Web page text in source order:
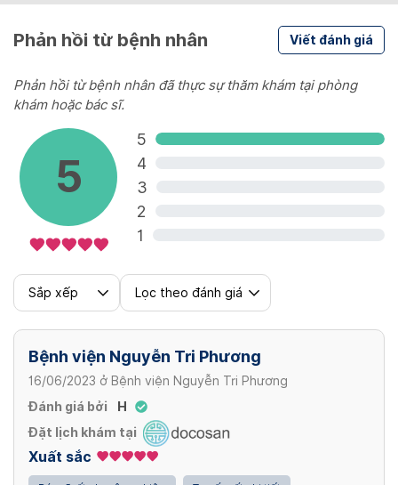
Thai (máy kích cầu A)
Khớp vai thẳng
57 bệnh
Không áp dụng BHYT
4,050,000 VND/ lần
Lao
38,700 - 150,000 VND/ lần
Răng Hàm Mặt
38,700 - 150,000 VND/ lần
Nội tiết
38,700 - 150,000 VND/ lần
Xem thêm
Phản hồi từ bệnh nhân Viết đánh giá
Phản hồi từ bệnh nhân đã thực sự thăm khám tại phòng
khám hoặc bác sĩ.
5
5
4
3
2
1
Sắp xếp Lọc theo đánh giá
Bệnh viện Nguyễn Tri Phương
16/06/2023 ở Bệnh viện Nguyễn Tri Phương
Đánh giá bởi
H
Đặt lịch khám tại
Xuất sắc